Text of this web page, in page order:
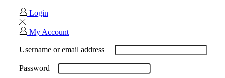
Login
My Account
Username or email address
Password